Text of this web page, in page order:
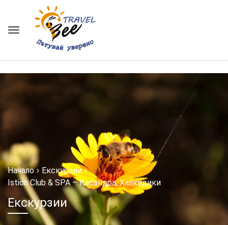
string(17) "phys_tour_single_"
Начало
Екскурзии
Istion Club & SPA – Касандра, Халкидики
Екскурзии